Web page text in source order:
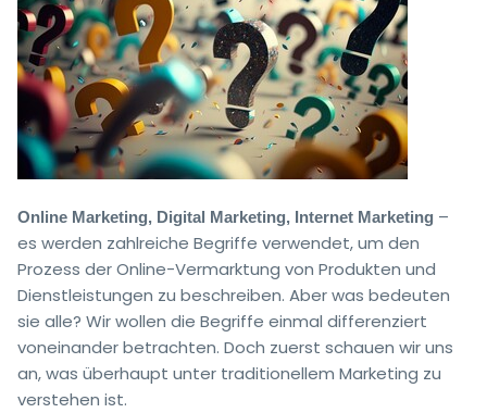
Online Marketing, Digital Marketing, Internet Marketing –
es werden zahlreiche Begriffe verwendet, um den
Prozess der Online-Vermarktung von Produkten und
Dienstleistungen zu beschreiben. Aber was bedeuten
sie alle? Wir wollen die Begriffe einmal differenziert
voneinander betrachten. Doch zuerst schauen wir uns
an, was überhaupt unter traditionellem Marketing zu
verstehen ist.